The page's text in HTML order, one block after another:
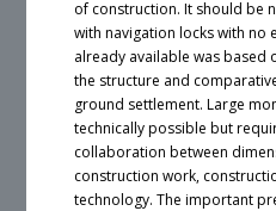
of construction. It should be
with navigation locks with no
already available was
the structure and
ground settlement. Large
technically possible but
collaboration between
construction work,
technology. The important